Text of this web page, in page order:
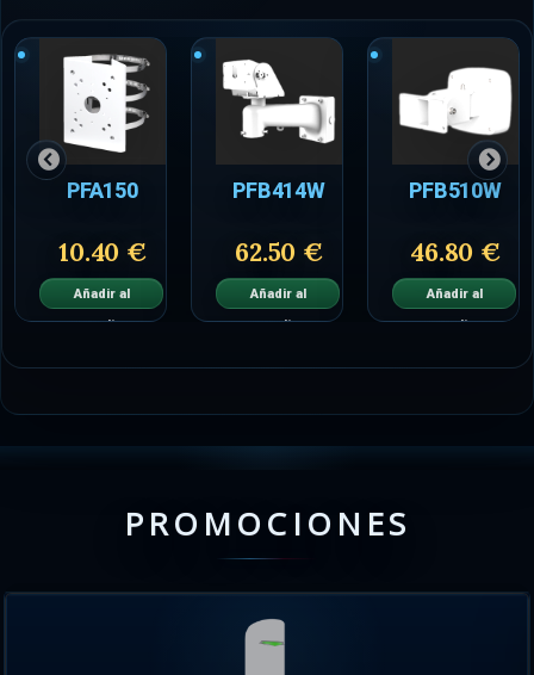
PFA150
10.40 €
Añadir al
carrito
PFB414W
62.50 €
Añadir al
carrito
PFB510W
46.80 €
Añadir al
carrito
PROMOCIONES